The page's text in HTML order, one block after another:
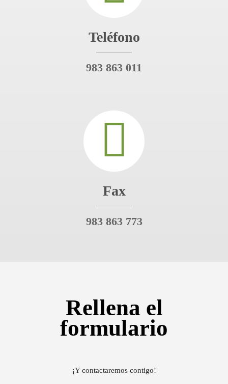
Teléfono
983 863 011
Fax
983 863 773
Rellena el
formulario
¡Y contactaremos contigo!